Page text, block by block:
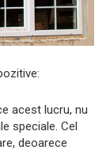
acest lucru, nu
speciale. Cel
deoarece